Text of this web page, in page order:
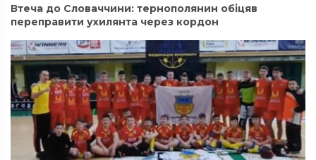
Втеча до Словаччини: тернополянин обіцяв
переправити ухилянта через кордон